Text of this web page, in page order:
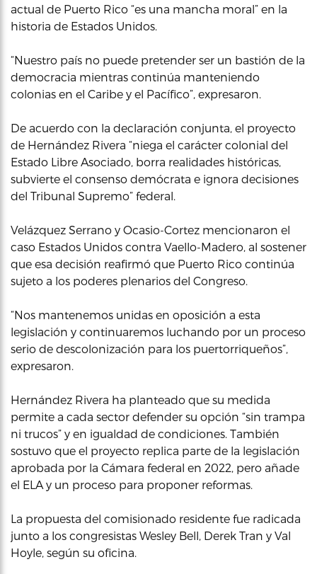
actual de Puerto Rico “es una mancha moral” en la
historia de Estados Unidos.
“Nuestro país no puede pretender ser un bastión de la
democracia mientras continúa manteniendo
colonias en el Caribe y el Pacífico”, expresaron.
De acuerdo con la declaración conjunta, el proyecto
de Hernández Rivera “niega el carácter colonial del
Estado Libre Asociado, borra realidades históricas,
subvierte el consenso demócrata e ignora decisiones
del Tribunal Supremo” federal.
Velázquez Serrano y Ocasio-Cortez mencionaron el
caso Estados Unidos contra Vaello-Madero, al sostener
que esa decisión reafirmó que Puerto Rico continúa
sujeto a los poderes plenarios del Congreso.
“Nos mantenemos unidas en oposición a esta
legislación y continuaremos luchando por un proceso
serio de descolonización para los puertorriqueños”,
expresaron.
Hernández Rivera ha planteado que su medida
permite a cada sector defender su opción “sin trampa
ni trucos” y en igualdad de condiciones. También
sostuvo que el proyecto replica parte de la legislación
aprobada por la Cámara federal en 2022, pero añade
el ELA y un proceso para proponer reformas.
La propuesta del comisionado residente fue radicada
junto a los congresistas Wesley Bell, Derek Tran y Val
Hoyle, según su oficina.